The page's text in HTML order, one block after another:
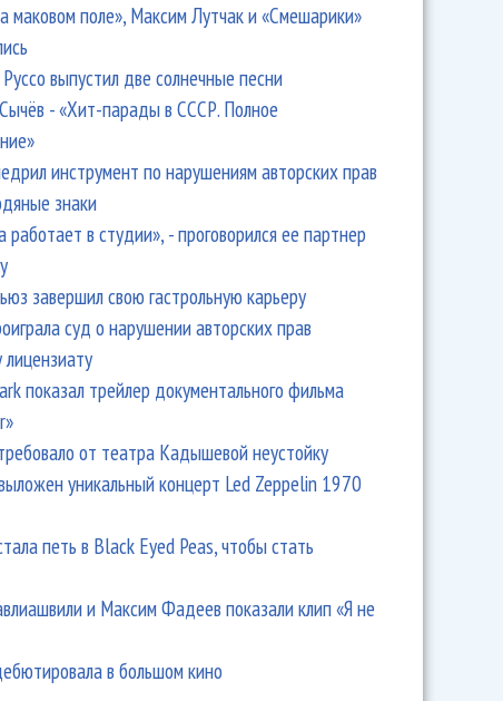
маковом поле», Максим Лутчак и «Смешарики»
выпустил две солнечные песни
- «Хит-парады в СССР. Полное
инструмент по нарушениям авторских прав
знаки
работает в студии», - проговорился ее партнер
завершил свою гастрольную карьеру
суд о нарушении авторских прав
показал трейлер документального фильма
от театра Кадышевой неустойку
уникальный концерт Led Zeppelin 1970
петь в Black Eyed Peas, чтобы стать
и Максим Фадеев показали клип «Я не
в большом кино